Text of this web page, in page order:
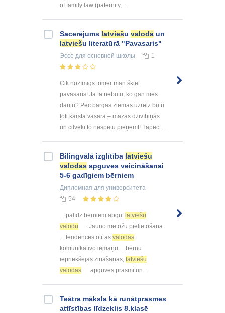
of family law (paternity, ...
Sacerējums latviešu valoda ̄ un
latviešu literatūrā "Pavasaris"
Эссе для основной школы 1
Cik nozīmīgs tomēr man šķiet
pavasaris! Ja tā nebūtu, ko gan mēs
darītu? Pēc bargas ziemas uzreiz būtu
ļoti karsta vasara – mazās dzīvībiņas
un cilvēki to nespētu pieņemt! Tāpēc ...
Bilingvālā izglītība latviešu
valodas apguves veicināšanai
5-6 gadīgiem bērniem
Дипломная для университета
54
... palīdz bērniem apgūt latviešu
valodu
. Jauno metožu pielietošana
... tendences otr ās valodas
komunikatīvo iemaņu ... bērnu
iepriekšējas zināšanas, latviešu
valodas
apguves prasmi un ...
Teātra māksla kā runātprasmes
attīstības līdzeklis 8.klasē